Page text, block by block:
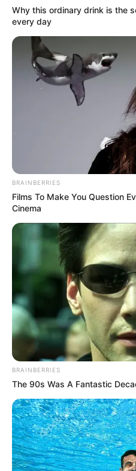
Magyar Péter
mögötte
nem gondoltunk
bySzerző
Why this ordinary drink is the
every day
BRAINBERRIES
Films To Make You Question
Cinema
BRAINBERRIES
The 90s Was A Fantastic